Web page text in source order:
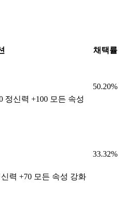
채택률
정신력 +100 모든 속성
50.20%
력 +70 모든 속성 강화
33.32%